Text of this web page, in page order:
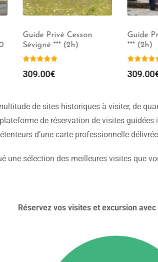
Guide Privé Cesson
Sévigné *** (2h)
309.00€
Guide
*** (2h)
309.00€
de sites historiques à visiter, de
de réservation de visites
d’une carte professionnelle
une sélection des meilleures visites que
Réservez vos visites et excursion